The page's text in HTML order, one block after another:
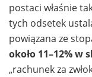
postaci właśnie
tych odsetek
powiązana ze
około 11–12% w
„rachunek za